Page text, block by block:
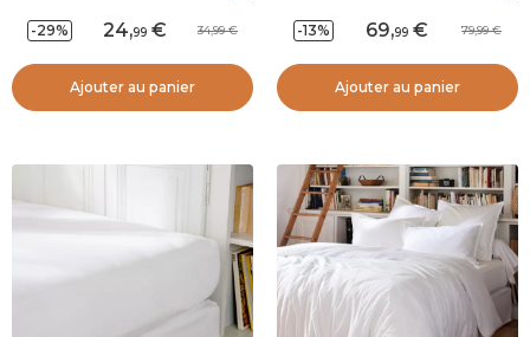
-29% 24,99 34,99
Ajouter au panier
-13% 69,99 79,99
Ajouter au panier